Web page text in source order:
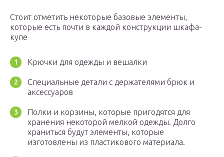
Стоит отметить некоторые базовые элементы,
которые есть почти в каждой конструкции шкафа-
купе
Крючки для одежды и вешалки
Специальные детали с держателями брюк и
аксессуаров
Полки и корзины, которые пригодятся для
хранения некоторой мелкой одежды. Долго
храниться будут элементы, которые
изготовлены из пластикового материала.